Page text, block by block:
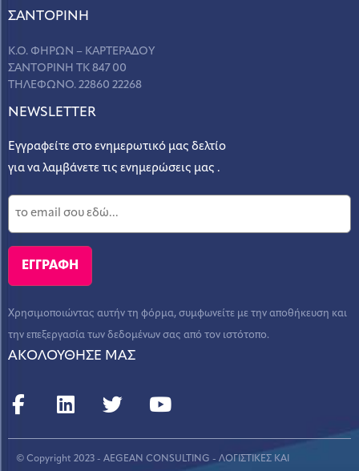
ΣANΤΟΡΙΝΗ
Κ.Ο. ΦΗΡΩΝ – ΚΑΡΤΕΡΑΔΟΥ
ΣΑΝΤΟΡΙΝΗ ΤΚ 847 00
ΤΗΛΕΦΩΝΟ. 22860 22268
NEWSLETTER
Εγγραφείτε στο ενημερωτικό μας δελτίο
για να λαμβάνετε τις ενημερώσεις μας .
Χρησιμοποιώντας αυτήν τη φόρμα, συμφωνείτε με την αποθήκευση και
την επεξεργασία των δεδομένων σας από τον ιστότοπο.
ΑΚΟΛΟΥΘΗΣΕ ΜΑΣ
© Copyright 2023 - AEGEAN CONSULTING - ΛΟΓΙΣΤΙΚΕΣ ΚΑΙ